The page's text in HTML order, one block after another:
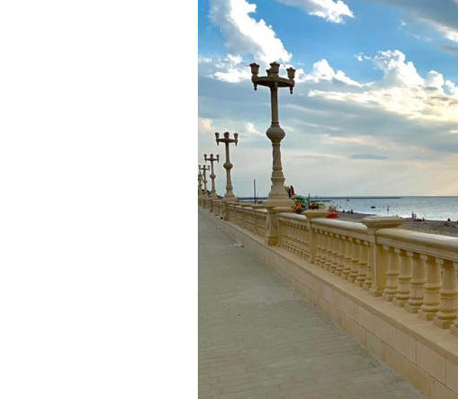
Читать далее
22.11.2023
Выдача ключей в литере 2
Заказать консультацию эксперта по